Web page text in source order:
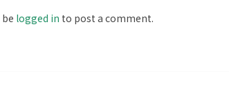
logged in to post a comment.